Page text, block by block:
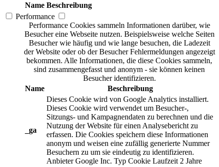
Name Beschreibung
Performance
Performance Cookies sammeln Informationen darüber, wie
Besucher eine Webseite nutzen. Beispielsweise welche Seiten
Besucher wie häufig und wie lange besuchen, die Ladezeit
der Website oder ob der Besucher Fehlermeldungen angezeigt
bekommen. Alle Informationen, die diese Cookies sammeln,
sind zusammengefasst und anonym - sie können keinen
Besucher identifizieren.
Name
Beschreibung
_ga
Dieses Cookie wird von Google Analytics installiert.
Dieses Cookie wird verwendet um Besucher-,
Sitzungs- und Kampagnendaten zu berechnen und die
Nutzung der Website für einen Analysebericht zu
erfassen. Die Cookies speichern diese Informationen
anonym und weisen eine zufällig generierte Nummer
Besuchern zu um sie eindeutig zu identifizieren.
Anbieter Google Inc. Typ Cookie Laufzeit 2 Jahre